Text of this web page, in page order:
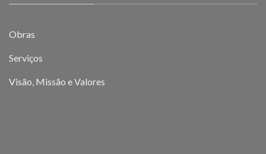
Obras
Serviços
Visão, Missão e Valores